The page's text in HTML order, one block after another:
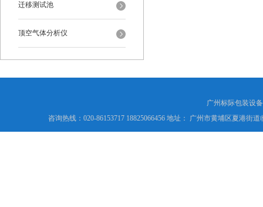
迁移测试池
顶空气体分析仪
广州标际包装设
咨询热线：020-86153717 18825066456 地址： 广州市黄埔区夏港街